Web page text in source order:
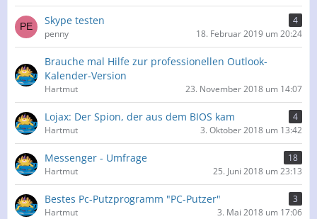
Skype testen
4
penny
18. Februar 2019 um 20:24
Brauche mal Hilfe zur professionellen Outlook-
Kalender-Version
Hartmut 23. November 2018 um 14:07
Lojax: Der Spion, der aus dem BIOS kam
4
Hartmut
3. Oktober 2018 um 13:42
Messenger - Umfrage
18
Hartmut
25. Juni 2018 um 23:13
Bestes Pc-Putzprogramm "PC-Putzer"
3
Hartmut
3. Mai 2018 um 17:06